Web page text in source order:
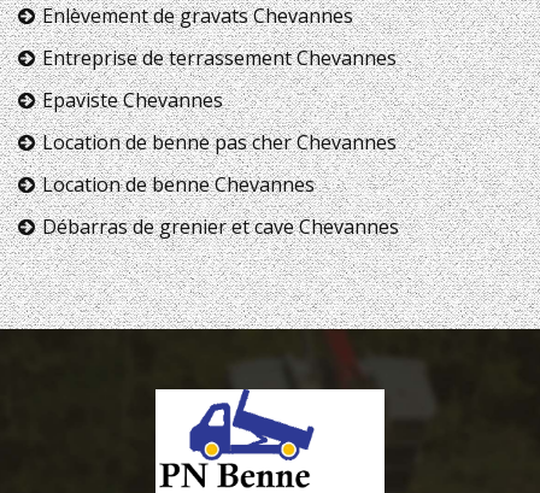
Enlèvement de gravats Chevannes
Entreprise de terrassement Chevannes
Epaviste Chevannes
Location de benne pas cher Chevannes
Location de benne Chevannes
Débarras de grenier et cave Chevannes